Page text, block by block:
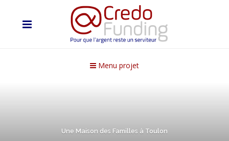
Menu projet
Une Maison des Familles à Toulon